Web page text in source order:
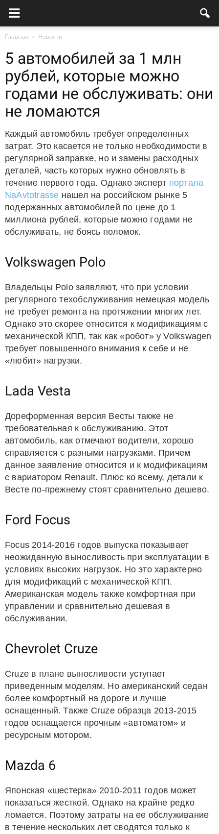
Главная Новости
5 автомобилей за 1 млн
рублей, которые можно
годами не обслуживать: они
не ломаются
Каждый автомобиль требует определенных
затрат. Это касается не только необходимости в
регулярной заправке, но и замены расходных
деталей, часть которых нужно обновлять в
течение первого года. Однако эксперт портала
NaAvtotrasse нашел на российском рынке 5
подержанных автомобилей по цене до 1
миллиона рублей, которые можно годами не
обслуживать, не боясь поломок.
Volkswagen Polo
Владельцы Polo заявляют, что при условии
регулярного техобслуживания немецкая модель
не требует ремонта на протяжении многих лет.
Однако это скорее относится к модификациям с
механической КПП, так как «робот» у Volkswagen
требует повышенного внимания к себе и не
«любит» нагрузки.
Lada Vesta
Дореформенная версия Весты также не
требовательная к обслуживанию. Этот
автомобиль, как отмечают водители, хорошо
справляется с разными нагрузками. Причем
данное заявление относится и к модификациям
с вариатором Renault. Плюс ко всему, детали к
Весте по-прежнему стоят сравнительно дешево.
Ford Focus
Focus 2014-2016 годов выпуска показывает
неожиданную выносливость при эксплуатации в
условиях высоких нагрузок. Но это характерно
для модификаций с механической КПП.
Американская модель также комфортная при
управлении и сравнительно дешевая в
обслуживании.
Chevrolet Cruze
Cruze в плане выносливости уступает
приведенным моделям. Но американский седан
более комфортный на дороге и лучше
оснащенный. Также Cruze образца 2013-2015
годов оснащается прочным «автоматом» и
ресурсным мотором.
Mazda 6
Японская «шестерка» 2010-2011 годов может
показаться жесткой. Однако на крайне редко
ломается. Поэтому затраты на ее обслуживание
в течение нескольких лет сводятся только к